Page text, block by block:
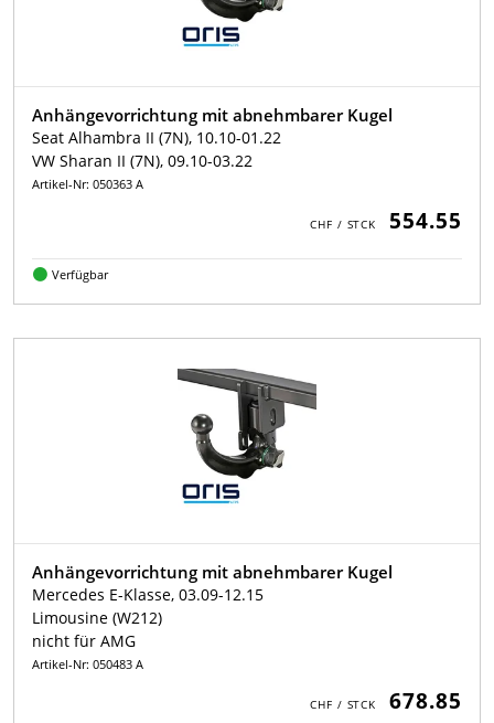
Anhängevorrichtung mit abnehmbarer Kugel
Seat Alhambra II (7N), 10.10-01.22
VW Sharan II (7N), 09.10-03.22
Artikel-Nr: 050363 A
554.55
Verfügbar
Anhängevorrichtung mit abnehmbarer Kugel
Mercedes E-Klasse, 03.09-12.15
Limousine (W212)
nicht für AMG
Artikel-Nr: 050483 A
678.85